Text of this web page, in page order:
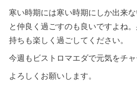
寒い時期には寒い時期にしか出来
と仲良く過ごすのも良いですよね
持ちも楽しく過ごしてください。
今週もビストロマエダで元気をチャ
よろしくお願いします。